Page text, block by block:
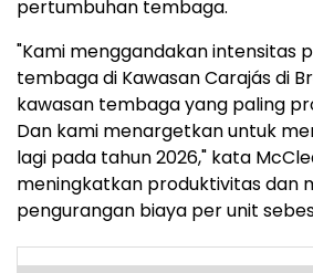
pertumbuhan tembaga.
"Kami menggandakan intensitas
tembaga di Kawasan Carajás di
kawasan tembaga yang paling
Dan kami menargetkan untuk
lagi pada tahun 2026," kata
meningkatkan produktivitas dan
pengurangan biaya per unit